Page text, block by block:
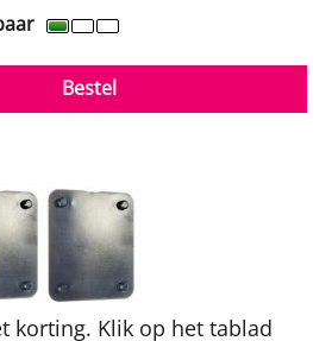
Bestel
korting. Klik op het tablad